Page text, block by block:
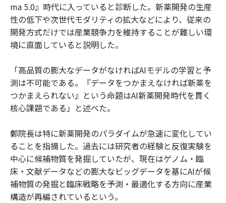
ma 5.0』時代に入っていると診断した。新薬開発の生産
性の低下や次世代モダリティの拡大などにより、従来の
開発方式だけでは産業競争力を維持することが難しい環
境に直面していると説明した。
「高品質の膨大なデータがなければAIモデルの学習と予
測は不可能である。『データをつかまえなければ新薬を
つかまえられない』という命題はAI新薬開発時代を貫く
核心課題である」と述べた。
鄭院長は特に新薬開発のパラダイムが急速に変化してい
ることを指摘した。過去には研究者の経験と反復実験を
中心に候補物質を発掘していたが、現在はゲノム・臨
床・文献データなどの膨大なビッグデータを基にAIが候
補物質の発掘と臨床戦略を予測・最適化する方向に産業
構造が再編されているという。